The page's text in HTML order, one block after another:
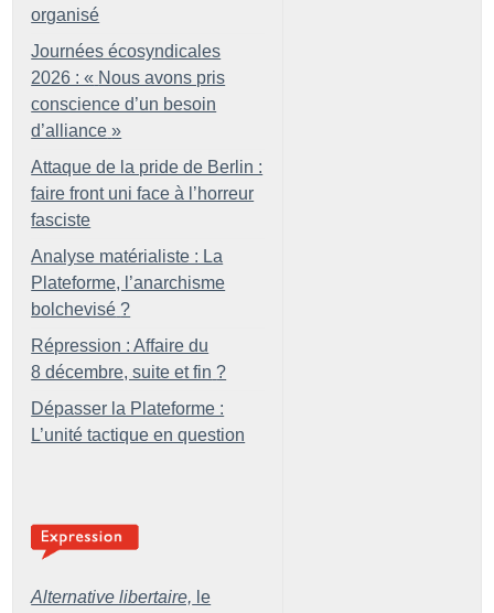
organisé
Journées écosyndicales
2026 : « Nous avons pris
conscience d’un besoin
d’alliance »
Attaque de la pride de Berlin :
faire front uni face à l’horreur
fasciste
Analyse matérialiste : La
Plateforme, l’anarchisme
bolchevisé ?
Répression : Affaire du
8 décembre, suite et fin ?
Dépasser la Plateforme :
L’unité tactique en question
Alternative libertaire, le